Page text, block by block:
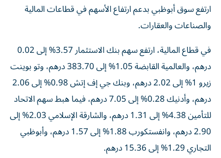
ارتفع سوق أبوظبي بدعم ارتفاع الأسهم في قطاعات المالية
والصناعات والعقارات.
في قطاع المالية، ارتفع سهم بنك الاستثمار 3.57% إلى 0.02
درهم، والعالمية القابضة 1.05% إلى 383.70 درهم، وتو بوينت
زيرو 1% إلى 2.02 درهم، وبنك جي إف إتش 0.98% إلى 2.06
درهم، وأدنيك 0.28% إلى 7.05 درهم، فيما هبط سهم الاتحاد
للتأمين 4.38% إلى 1.31 درهم، والشارقة الإسلامي 2.03% إلى
2.90 درهم، وانفستكورب 1.88% إلى 1.57 درهم، وأبوظبي
التجاري 1.29% إلى 15.36 درهم.